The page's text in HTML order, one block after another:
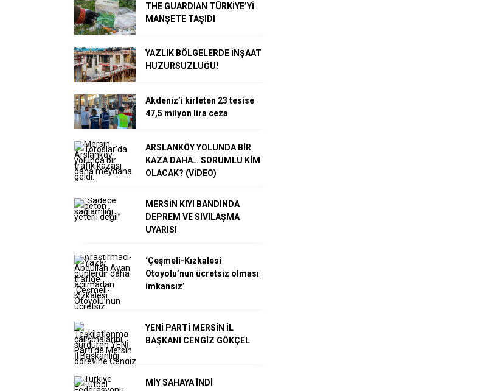
THE GUARDIAN TÜRKİYE’Yİ
MANŞETE TAŞIDI
YAZLIK BÖLGELERDE İNŞAAT
HUZURSUZLUĞU!
Akdeniz’i kirleten 23 tesise
47,5 milyon lira ceza
ARSLANKÖY YOLUNDA BİR
KAZA DAHA… SORUMLU KİM
OLACAK? (VİDEO)
MERSİN KIYI BANDINDA
DEPREM VE SIVILAŞMA
UYARISI
‘Çeşmeli-Kızkalesi
Otoyolu’nun ücretsiz olması
imkansız’
YENİ PARTİ MERSİN İL
BAŞKANI CENGİZ GÖKÇEL
MİY SAHAYA İNDİ